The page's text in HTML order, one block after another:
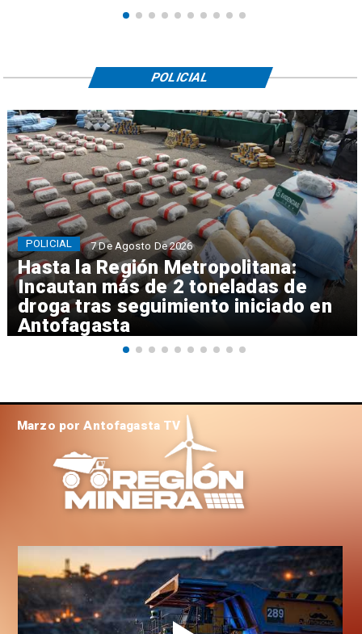
Hasta la Región Metropolitana:
Incautan más de 2 toneladas de
droga tras seguimiento iniciado en
Antofagasta
POLICIAL 7 De Agosto De 2026
POLICIAL
Marzo por Antofagasta TV